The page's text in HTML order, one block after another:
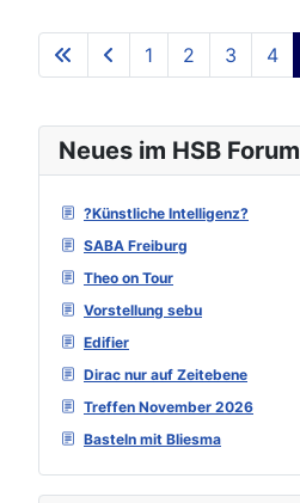
Neues im HSB Forum
?Künstliche Intelligenz?
SABA Freiburg
Theo on Tour
Vorstellung sebu
Edifier
Dirac nur auf Zeitebene
Treffen November 2026
Basteln mit Bliesma
1 2 3 4